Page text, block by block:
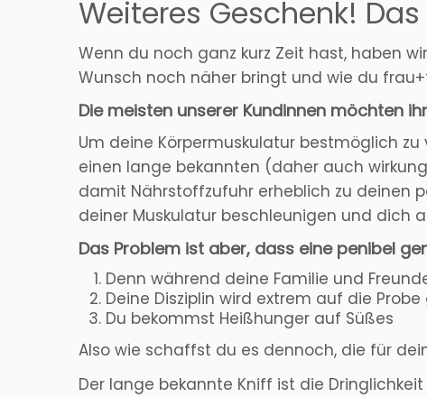
Weiteres Geschenk!
Wenn du noch ganz kurz Zeit hast, haben
Wunsch noch näher bringt und wie du
Die meisten unserer Kundinnen möchten
Um deine Körpermuskulatur bestmöglich
einen lange bekannten (daher auch
damit Nährstoffzufuhr erheblich zu deinen
deiner Muskulatur beschleunigen und dich
Das Problem ist aber, dass eine penibel
Denn während deine Familie und
Deine Disziplin wird extrem auf die
Du bekommst Heißhunger auf Süßes
Also wie schaffst du es dennoch, die für
Der lange bekannte Kniff ist die